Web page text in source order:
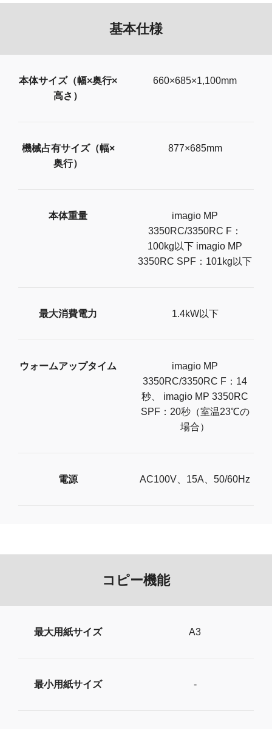
基本仕様
本体サイズ（幅×奥行×
高さ）
660×685×1,100mm
機械占有サイズ（幅×
奥行）
877×685mm
本体重量
imagio MP
3350RC/3350RC F：
100kg以下 imagio MP
3350RC SPF：101kg以下
最大消費電力 1.4kW以下
ウォームアップタイム
imagio MP
3350RC/3350RC F：14
秒、 imagio MP 3350RC
SPF：20秒（室温23℃の
場合）
電源 AC100V、15A、50/60Hz
コピー機能
最大用紙サイズ A3
最小用紙サイズ -